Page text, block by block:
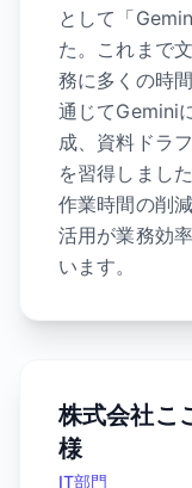
として「
た。これまで
務に多くの時
通じてGemini
成、資料ドラ
を習得しまし
作業時間の削
活用が業務効
います。
株式会社こ
様
IT部門